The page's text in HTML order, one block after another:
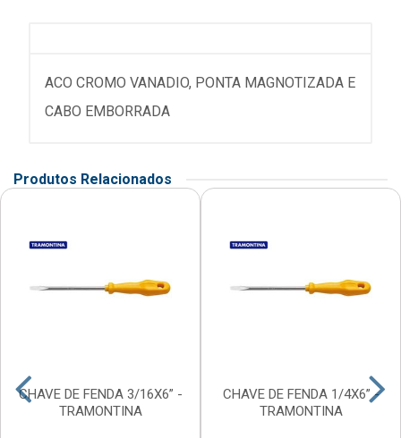
ACO CROMO VANADIO, PONTA MAGNOTIZADA E
CABO EMBORRADA
Produtos Relacionados
CHAVE DE FENDA 3/16X6” -
TRAMONTINA
CHAVE DE FENDA 1/4X6” -
TRAMONTINA